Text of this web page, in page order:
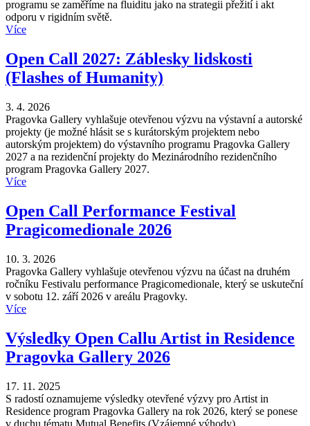
programu se zaměříme na fluiditu jako na strategii přežití i akt
odporu v rigidním světě.
Více
Open Call 2027: Záblesky lidskosti
(Flashes of Humanity)
3. 4. 2026
Pragovka Gallery vyhlašuje otevřenou výzvu na výstavní a autorské
projekty (je možné hlásit se s kurátorským projektem nebo
autorským projektem) do výstavního programu Pragovka Gallery
2027 a na rezidenční projekty do Mezinárodního rezidenčního
program Pragovka Gallery 2027.
Více
Open Call Performance Festival
Pragicomedionale 2026
10. 3. 2026
Pragovka Gallery vyhlašuje otevřenou výzvu na účast na druhém
ročníku Festivalu performance Pragicomedionale, který se uskuteční
v sobotu 12. září 2026 v areálu Pragovky.
Více
Výsledky Open Callu Artist in Residence
Pragovka Gallery 2026
17. 11. 2025
S radostí oznamujeme výsledky otevřené výzvy pro Artist in
Residence program Pragovka Gallery na rok 2026, který se ponese
v duchu tématu Mutual Benefits (Vzájemné výhody).